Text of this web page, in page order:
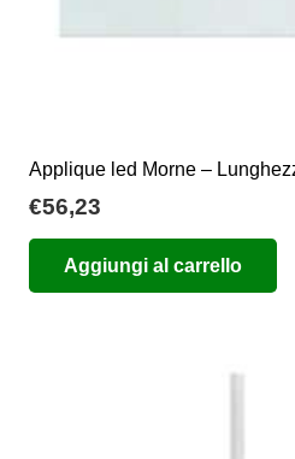
Applique led Morne –
€56,23
Aggiungi al carrello